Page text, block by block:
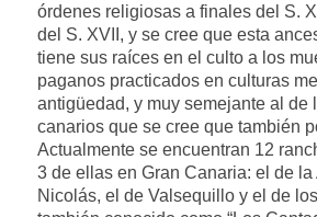
órdenes religiosas a finales del S.
del S. XVII, y se cree que esta
tiene sus raíces en el culto a los
paganos practicados en culturas
antigüedad, y muy semejante al de
canarios que se cree que también
Actualmente se encuentran 12
3 de ellas en Gran Canaria: el de
Nicolás, el de Valsequillo y el de